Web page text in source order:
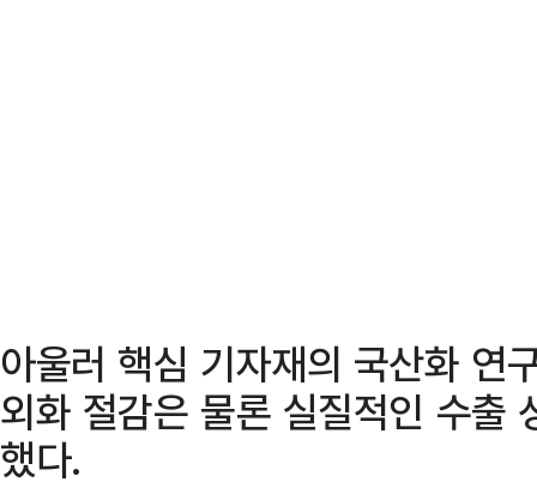
아울러 핵심 기자재의 국산화 연
외화 절감은 물론 실질적인 수출
했다.